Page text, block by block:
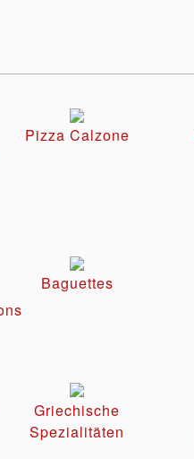
Pizza Calzone
Baguettes
Griechische
Spezialitäten